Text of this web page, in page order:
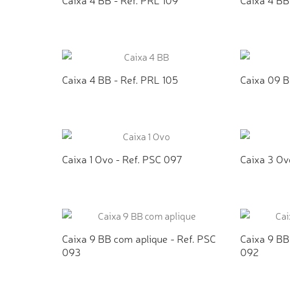
Caixa 4 BB - Ref. PRL 105 Caixa 09
Caixa 1 Ovo - Ref. PSC 097 Caixa 3
Caixa 9 BB com aplique - Ref. PSC
093
Caixa 9
092